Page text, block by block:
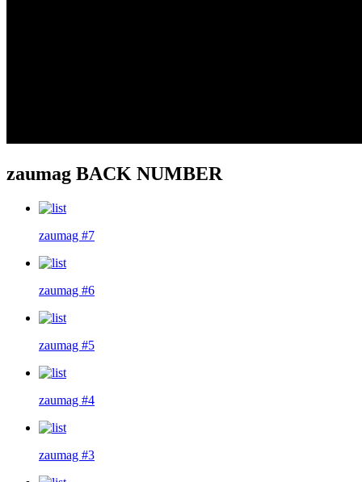
zaumag BACK NUMBER
zaumag #7
zaumag #6
zaumag #5
zaumag #4
zaumag #3